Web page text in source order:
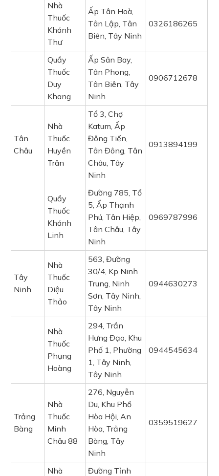
Nhà
Thuốc
Khánh
Thư
Ấp Tân Hoà,
Tân Lập, Tân
Biên, Tây Ninh
0326186265
Quầy
Thuốc
Duy
Khang
Ấp Sân Bay,
Tân Phong,
Tân Biên, Tây
Ninh
0906712678
Tân
Châu
Nhà
Thuốc
Huyền
Trân
Tổ 3, Chợ
Katum, Ấp
Đông Tiến,
Tân Đông, Tân
Châu, Tây
Ninh
0913894199
Quầy
Thuốc
Khánh
Linh
Đường 785, Tổ
5, Ấp Thạnh
Phú, Tân Hiệp,
Tân Châu, Tây
Ninh
0969787996
Tây
Ninh
Nhà
Thuốc
Diệu
Thảo
563, Đường
30/4, Kp Ninh
Trung, Ninh
Sơn, Tây Ninh,
Tây Ninh
0944630273
Nhà
Thuốc
Phụng
Hoàng
294, Trần
Hưng Đạo, Khu
Phố 1, Phường
1, Tây Ninh,
Tây Ninh
0944545634
Trảng
Bàng
Nhà
Thuốc
Minh
Châu 88
276, Nguyễn
Du, Khu Phố
Hòa Hội, An
Hòa, Trảng
Bàng, Tây
Ninh
0359519627
Nhà
Đường Tỉnh